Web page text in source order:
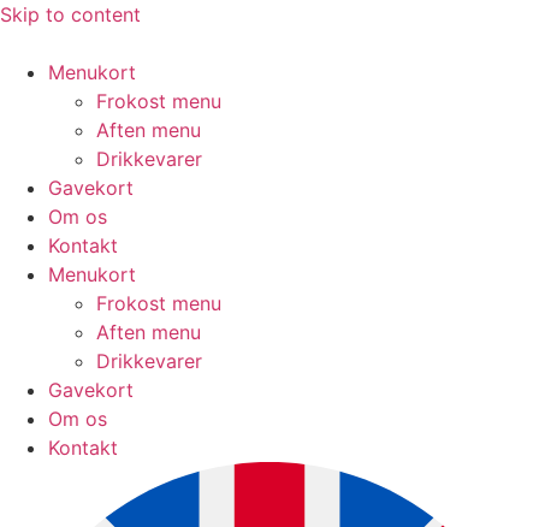
Skip to content
Menukort
Frokost menu
Aften menu
Drikkevarer
Gavekort
Om os
Kontakt
Menukort
Frokost menu
Aften menu
Drikkevarer
Gavekort
Om os
Kontakt